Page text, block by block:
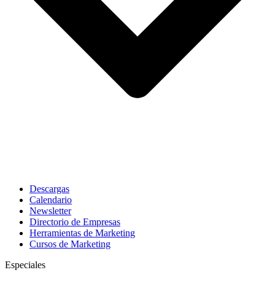
Descargas
Calendario
Newsletter
Directorio de Empresas
Herramientas de Marketing
Cursos de Marketing
Especiales